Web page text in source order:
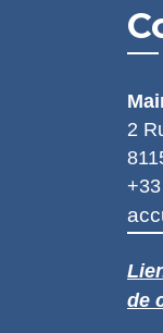
2
de